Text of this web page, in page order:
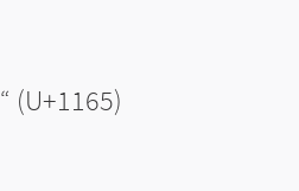
“ (U+1165)